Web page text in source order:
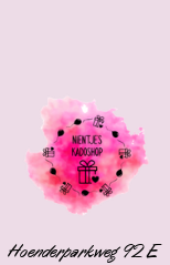
Hoenderparkweg 92 E